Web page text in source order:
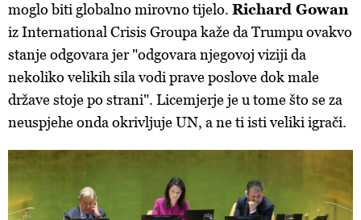
moglo biti globalno mirovno tijelo. Richard Gowan
iz International Crisis Groupa kaže da Trumpu ovakvo
stanje odgovara jer "odgovara njegovoj viziji da
nekoliko velikih sila vodi prave poslove dok male
države stoje po strani". Licemjerje je u tome što se za
neuspjehe onda okrivljuje UN, a ne ti isti veliki igrači.